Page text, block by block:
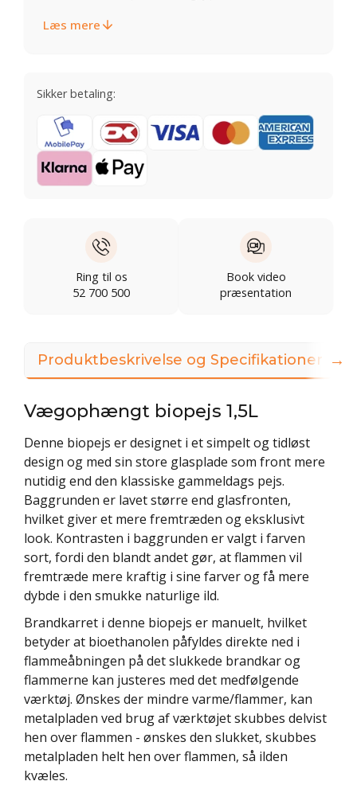
Læs mere
Sikker betaling:
Ring til os
52 700 500
Book video
præsentation
Produktbeskrivelse og Specifikationer
Vægophængt biopejs 1,5L
Denne biopejs er designet i et simpelt og tidløst
design og med sin store glasplade som front mere
nutidig end den klassiske gammeldags pejs.
Baggrunden er lavet større end glasfronten,
hvilket giver et mere fremtræden og eksklusivt
look. Kontrasten i baggrunden er valgt i farven
sort, fordi den blandt andet gør, at flammen vil
fremtræde mere kraftig i sine farver og få mere
dybde i den smukke naturlige ild.
Brandkarret i denne biopejs er manuelt, hvilket
betyder at bioethanolen påfyldes direkte ned i
flammeåbningen på det slukkede brandkar og
flammerne kan justeres med det medfølgende
værktøj. Ønskes der mindre varme/flammer, kan
metalpladen ved brug af værktøjet skubbes delvist
hen over flammen - ønskes den slukket, skubbes
metalpladen helt hen over flammen, så ilden
kvæles.
→